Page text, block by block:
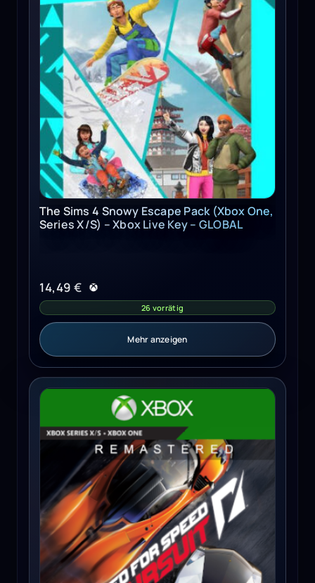
The Sims 4 Snowy Escape Pack (Xbox One,
Series X/S) – Xbox Live Key – GLOBAL
14,49 €
26 vorrätig
Mehr anzeigen
Need for Speed Hot Pursuit Remastered (Xbox Series X/